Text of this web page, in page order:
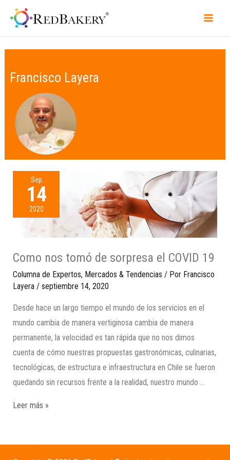
Francisco Layera
Sep
14
2020
Como nos tomó de sorpresa el COVID 19
Columna de Expertos, Mercados & Tendencias / Por Francisco
Layera / septiembre 14, 2020
Desde hace un largo tiempo el mundo de los servicios en el
mundo cambia de manera vertiginosa cambia de manera
permanente, la velocidad es tan rápida que no nos dimos
cuenta de cómo nuestras propuestas gastronómicas, culinarias,
tecnológicas, de estructura e infraestructura en Chile se fueron
quedando sin recursos frente a la realidad, nuestro mundo …
Leer más »